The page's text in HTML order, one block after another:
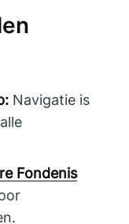
Navigatie is
Fondenis